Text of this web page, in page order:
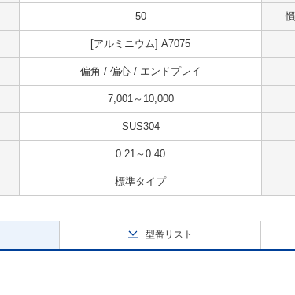
50
[アルミニウム] A7075
偏角 / 偏心 / エンドプレイ
7,001～10,000
SUS304
0.21～0.40
標準タイプ
型番リスト